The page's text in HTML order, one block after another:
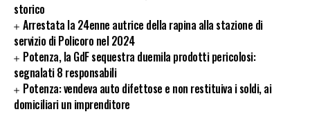
storico
Arrestata la 24enne autrice della rapina alla stazione di
servizio di Policoro nel 2024
Potenza, la GdF sequestra duemila prodotti pericolosi:
segnalati 8 responsabili
Potenza: vendeva auto difettose e non restituiva i soldi, ai
domiciliari un imprenditore